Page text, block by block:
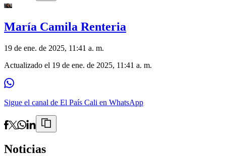
María Camila Renteria
19 de ene. de 2025, 11:41 a. m.
Actualizado el 19 de ene. de 2025, 11:41 a. m.
Sigue el canal de El País Cali en WhatsApp
Noticias